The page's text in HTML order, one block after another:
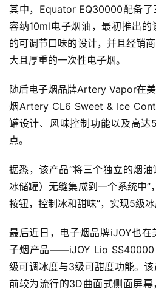
其中，Equator EQ30000配备了
容纳10ml电子烟油，最初推出
的可调节口味的设计，并且经销
大且厚重的一次性电子烟。
随后电子烟品牌Artery Vapor在
烟Artery CL6 Sweet & Ice
罐设计、风味控制功能以及高
点。
据悉，该产品“将三个独立的烟
冰储罐）无缝集成到一个系统中”
按钮，控制冰和甜味”，实现5级
最后近日，电子烟品牌iJOY也
子烟产品——iJOY Lio SS40000
级可调冰度与3级可甜度功能。
前较为流行的3D曲面式侧面屏